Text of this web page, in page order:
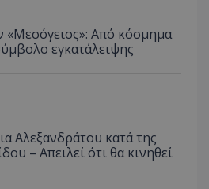
«Μεσόγειος»: Από κόσμημα
εγκατάλειψης
Αλεξανδράτου κατά της
– Απειλεί ότι θα κινηθεί